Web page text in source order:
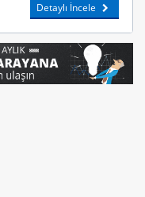
Detaylı İncele